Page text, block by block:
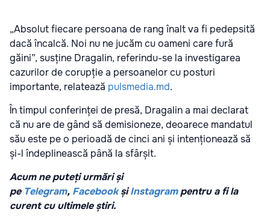
„Absolut fiecare persoana de rang înalt va fi pedepsită
dacă încalcă. Noi nu ne jucăm cu oameni care fură
găini”, susține Dragalin, referindu-se la investigarea
cazurilor de corupție a persoanelor cu posturi
importante, relatează pulsmedia.md.
În timpul conferinței de presă, Dragalin a mai declarat
că nu are de gând să demisioneze, deoarece mandatul
său este pe o perioadă de cinci ani și intenționează să
și-l îndeplinească până la sfârșit.
Acum ne puteți urmări și
pe Telegram, Facebook șiInstagrampentru a fi la
curent cu ultimele știri.